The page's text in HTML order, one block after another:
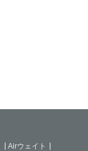
Airウェイト